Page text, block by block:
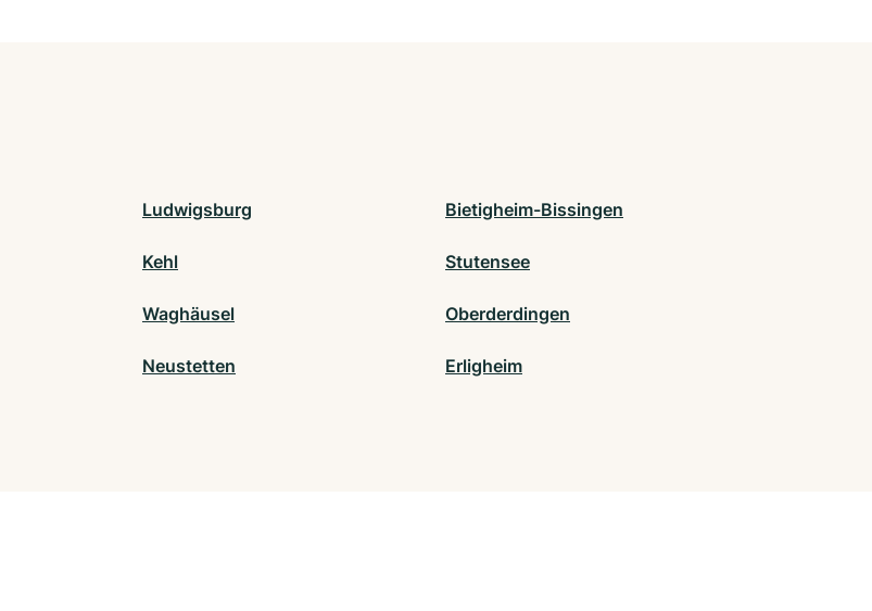
Ludwigsburg Bietigheim-Bissingen
Kehl Stutensee
Waghäusel Oberderdingen
Neustetten Erligheim